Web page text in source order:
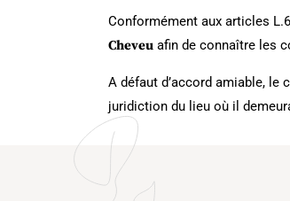
Conformément aux articles
Cheveu afin de connaître les
A défaut d’accord amiable,
juridiction du lieu où il